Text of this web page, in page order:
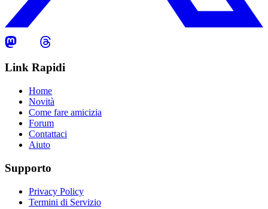
Link Rapidi
Home
Novità
Come fare amicizia
Forum
Contattaci
Aiuto
Supporto
Privacy Policy
Termini di Servizio